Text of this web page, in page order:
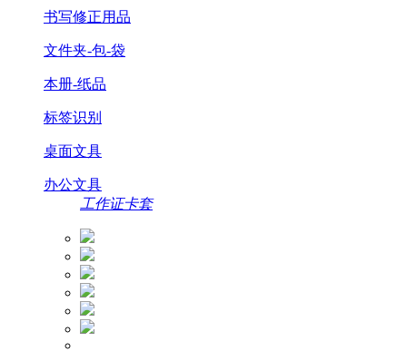
书写修正用品
文件夹-包-袋
本册-纸品
标签识别
桌面文具
办公文具
工作证卡套